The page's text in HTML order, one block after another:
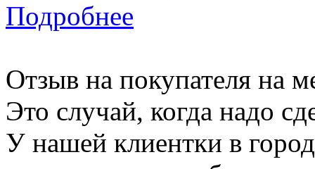
Подробнее
Отзыв на покупателя на
Это случай, когда надо
У нашей клиентки в